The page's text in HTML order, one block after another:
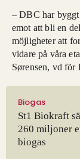
– DBC har
emot att bli en
möjligheter att
vidare på våra
Sørensen, vd för
Biogas
St1 Biokraft
260 miljoner
biogas